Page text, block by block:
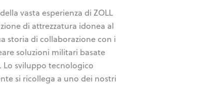
vasta esperienza di ZOLL
di attrezzatura idonea al
storia di collaborazione con i
soluzioni militari basate
Lo sviluppo tecnologico
si ricollega a uno dei nostri